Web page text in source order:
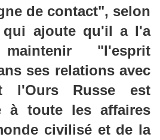
de contact", selon
qui ajoute qu'il a l'a
maintenir "l'esprit
ses relations avec
l'Ours Russe est
à toute les affaires
civilisé et de la